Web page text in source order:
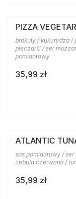
PIZZA
brokuły / kukurydza /
pieczarki / ser
pomidorowy
35,99 zł
ATLANTIC
sos pomidorowy /
cebula czerwona /
35,99 zł